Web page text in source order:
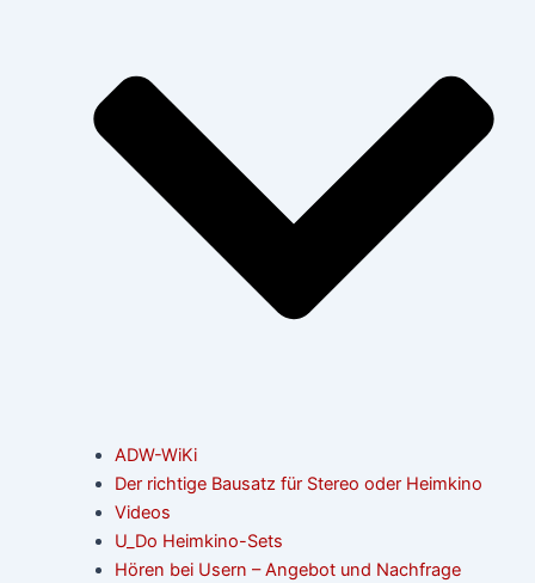
ADW-WiKi
Der richtige Bausatz für Stereo oder Heimkino
Videos
U_Do Heimkino-Sets
Hören bei Usern – Angebot und Nachfrage